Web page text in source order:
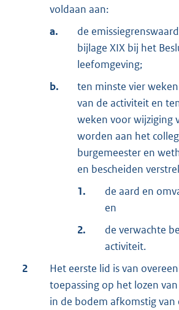
voldaan aan:
a.
de
bijlage XIX bij het
leefomgeving;
b.
ten minste vier
van de activiteit en
weken voor wijziging
worden aan het
burgemeester en
en bescheiden
1.
de aard en
en
2.
de verwachte
activiteit.
2
Het eerste lid is van
toepassing op het lozen
in de bodem afkomstig van